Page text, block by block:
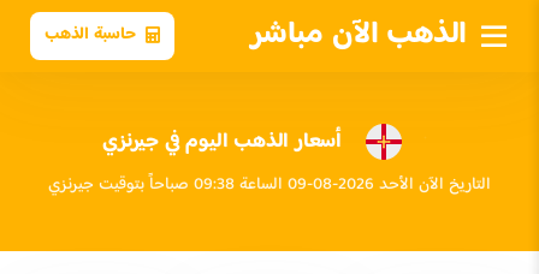
الذهب الآن مباشر حاسبة الذهب
أسعار الذهب اليوم في جيرنزي
التاريخ الآن الأحد 2026-08-09 الساعة 09:38 صباحاً بتوقيت جيرنزي